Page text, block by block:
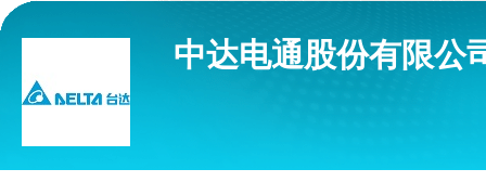
中达电通股份有限公